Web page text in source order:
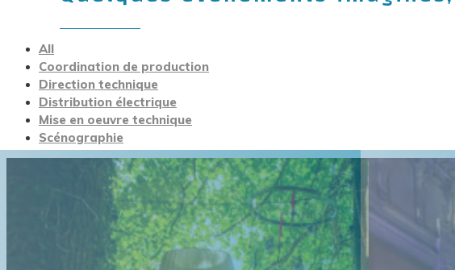
All
Coordination de production
Direction technique
Distribution électrique
Mise en oeuvre technique
Scénographie